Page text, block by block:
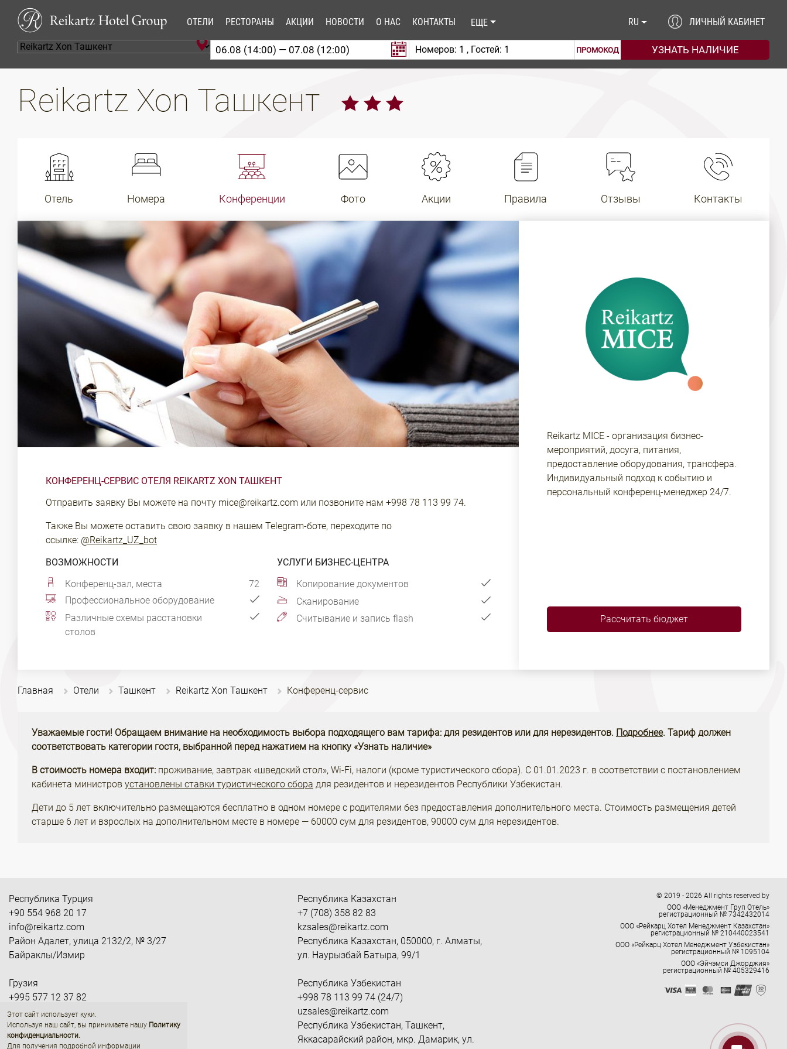
ОТЕЛИ РЕСТОРАНЫ АКЦИИ НОВОСТИ О НАС КОНТАКТЫ ЕЩЕ RU ЛИЧНЫЙ КАБИНЕТ
Номеров: 1 , Гостей: 1 ПРОМОКОД
Reikartz Xon Ташкент
Отель Номера Конференции Фото Акции Правила Отзывы Контакты
КОНФЕРЕНЦ-СЕРВИС ОТЕЛЯ REIKARTZ XON ТАШКЕНТ
Отправить заявку Вы можете на почту mice@reikartz.com или позвоните нам +998 78 113 99 74.
Также Вы можете оставить свою заявку в нашем Telegram-боте, переходите по
ссылке: @Reikartz_UZ_bot
ВОЗМОЖНОСТИ
Конференц-зал, места
72
Профессиональное оборудование
Различные схемы расстановки
столов
УСЛУГИ БИЗНЕС-ЦЕНТРА
Копирование документов
Сканирование
Считывание и запись flash
Reikartz MICE - организация бизнес-
мероприятий, досуга, питания,
предоставление оборудования, трансфера.
Индивидуальный подход к событию и
персональный конференц-менеджер 24/7.
Рассчитать бюджет
Главная Отели Ташкент Reikartz Xon Ташкент Конференц-сервис
Уважаемые гости! Обращаем внимание на необходимость выбора подходящего вам тарифа: для резидентов или для нерезидентов. Подробнее. Тариф должен
соответствовать категории гостя, выбранной перед нажатием на кнопку «Узнать наличие»
В стоимость номера входит: проживание, завтрак «шведский стол», Wi-Fi, налоги (кроме туристического сбора). С 01.01.2023 г. в соответствии с постановлением
кабинета министров установлены ставки туристического сбора для резидентов и нерезидентов Республики Узбекистан.
Дети до 5 лет включительно размещаются бесплатно в одном номере с родителями без предоставления дополнительного места. Стоимость размещения детей
старше 6 лет и взрослых на дополнительном месте в номере — 60000 сум для резидентов, 90000 сум для нерезидентов.
Этот сайт использует куки.
Используя наш сайт, вы принимаете нашу Политику
конфиденциальности.
Для получения подробной информации
Республика Турция
+90 554 968 20 17
info@reikartz.com
Район Адалет, улица 2132/2, № 3/27
Байраклы/Измир
Грузия
+995 577 12 37 82
gesales@reikartz.com
Грузия, Тбилиси, район Ваке, склон
Нуцубидзе, М/р II, квартал IV, здание N2
Республика Казахстан
+7 (708) 358 82 83
kzsales@reikartz.com
Республика Казахстан, 050000, г. Алматы,
ул. Наурызбай Батыра, 99/1
Республика Узбекистан
+998 78 113 99 74 (24/7)
uzsales@reikartz.com
Республика Узбекистан, Ташкент,
Яккасарайский район, мкр. Дамарик, ул.
© 2019 - 2026 All rights reserved by
ООО «Менеджмент Груп Отель»
регистрационный № 7342432014
ООО «Рейкарц Хотел Менеджмент Казахстан»
регистрационный № 210440023541
ООО «Рейкарц Хотел Менеджмент Узбекистан»
регистрационный № 1095104
ООО «Эйчэмси Джорджия»
регистрационный № 405329416